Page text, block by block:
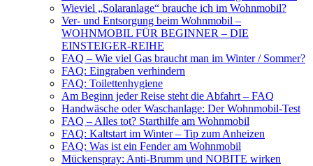
Wieviel „Solaranlage“ brauche ich im Wohnmobil?
Ver- und Entsorgung beim Wohnmobil –
WOHNMOBIL FÜR BEGINNER – DIE
EINSTEIGER-REIHE
FAQ – Wie viel Gas braucht man im Winter / Sommer?
FAQ: Eingraben verhindern
FAQ: Toilettenhygiene
Am Beginn jeder Reise steht die Abfahrt – FAQ
Handwäsche oder Waschanlage: Der Wohnmobil-Test
FAQ – Alles tot? Starthilfe am Wohnmobil
FAQ: Kaltstart im Winter – Tip zum Anheizen
FAQ: Was ist ein Fender am Wohnmobil
Mückenspray: Anti-Brumm und NOBITE wirken